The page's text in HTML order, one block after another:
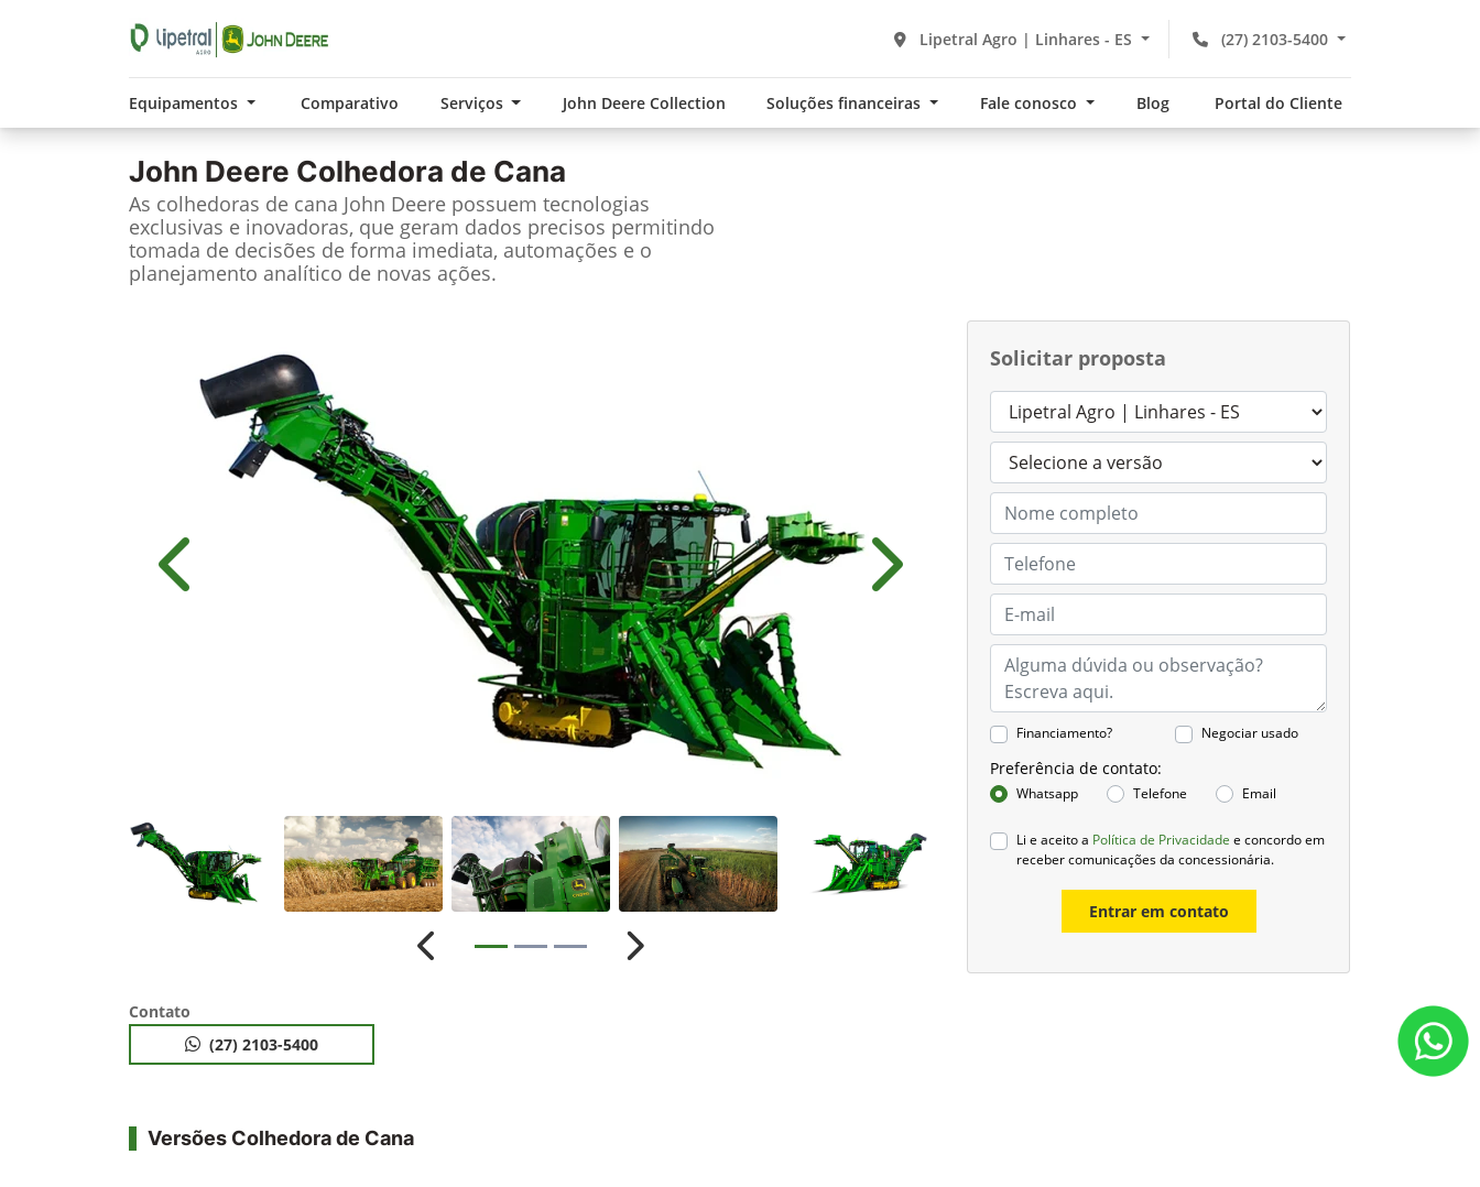
(27) 2103-5400
Lipetral Agro | Linhares - ES
Equipamentos Comparativo Serviços John Deere Collection Soluções financeiras Fale conosco Blog Portal do Cliente
John Deere Colhedora de Cana
As colhedoras de cana John Deere possuem tecnologias
exclusivas e inovadoras, que geram dados precisos permitindo
tomada de decisões de forma imediata, automações e o
planejamento analítico de novas ações.
Solicitar proposta
Financiamento? Negociar usado
Preferência de contato:
Whatsapp Telefone Email
Li e aceito a Política de Privacidade e concordo em
receber comunicações da concessionária.
Entrar em contato
Anterior Próximo
Anterior Próximo
Contato
(27) 2103-5400
Versões Colhedora de Cana